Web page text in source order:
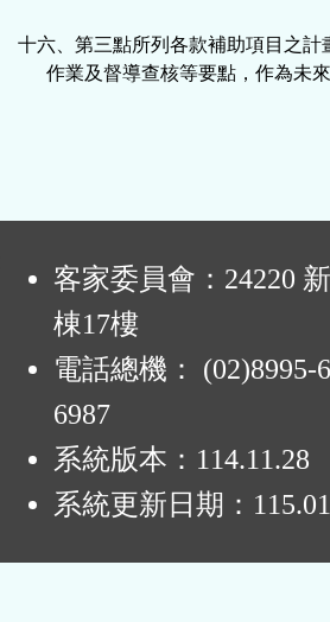
十六、第三點所列各款補助項目之
作業及督導查核等要點，作為未來
客家委員會：24220
棟17樓
電話總機： (02)8995-
6987
系統版本： 114.11.28
系統更新日期：